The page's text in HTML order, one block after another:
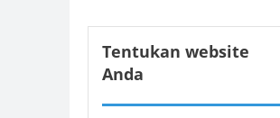
Tentukan website
Anda